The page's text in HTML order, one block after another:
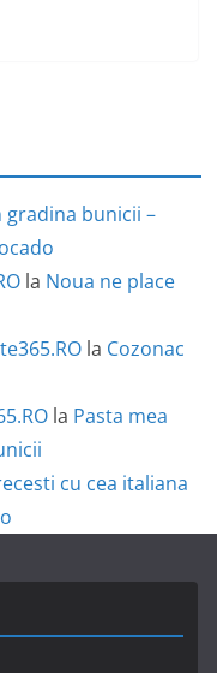
gradina bunicii –
la Noua ne place
la Cozonac
la Pasta mea
cu cea italiana